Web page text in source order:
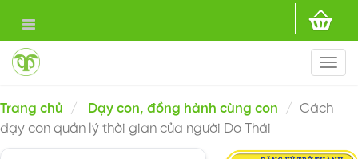
Trang chủ Dạy con, đồng hành cùng con
Cách
dạy con quản lý thời gian của người Do Thái